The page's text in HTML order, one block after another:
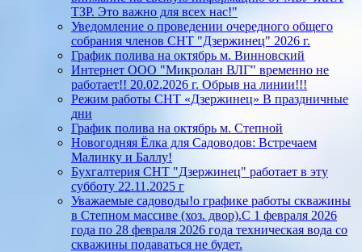
ТЗР. Это важно для всех нас!"
Уведомление о проведении очередного общего
собрания членов СНТ "Дзержинец" 2026 г.
График полива на октябрь м. Винновский
Интернет ООО "Микролан ВЛГ" временно не
работает!! 20.02.2026 г. Обрыв на линии!!!
Режим работы СНТ «Дзержинец» В праздничные
дни
График полива на октябрь м. Степной
Новогодняя Ёлка для Садоводов: Встречаем
Малинку и Баллу!
Бухгалтерия СНТ "Дзержинец" работает в эту
субботу 22.11.2025 г
Уважаемые садоводы!о графике работы скважины
в Степном массиве (хоз. двор).С 1 февраля 2026
года по 28 февраля 2026 года техническая вода со
скважины подаваться не будет.